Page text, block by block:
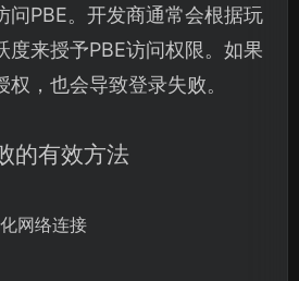
问PBE。开发商通常会根据玩
度来授予PBE访问权限。如果
，也会导致登录失败。
的有效方法
网络连接